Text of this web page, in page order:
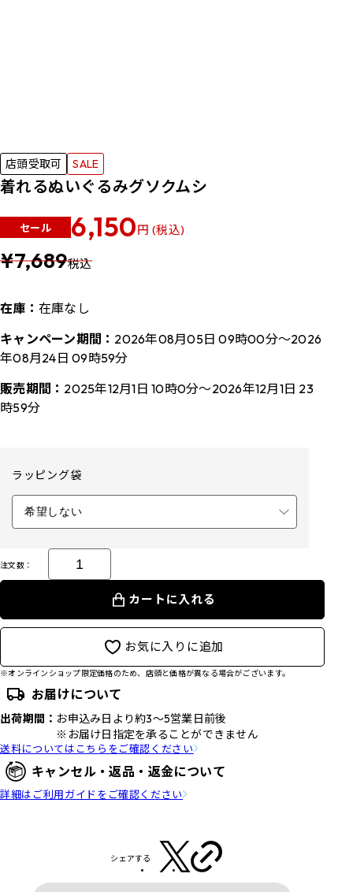
店頭受取可 SALE
着れるぬいぐるみグソクムシ
セール 6,150円 (税込)
¥7,689税込
在庫： 在庫なし
キャンペーン期間： 2026年08月05日 09時00分～2026
年08月24日 09時59分
販売期間： 2025年12月1日 10時0分～2026年12月1日 23
時59分
ラッピング袋
注文数：
カートに入れる
お気に入りに追加
※オンラインショップ限定価格のため、店頭と価格が異なる場合がございます。
お届けについて
出荷期間： お申込み日より約3～5営業日前後
※お届け日指定を承ることができません
送料についてはこちらをご確認ください
キャンセル・返品・返金について
詳細はご利用ガイドをご確認ください
シェアする